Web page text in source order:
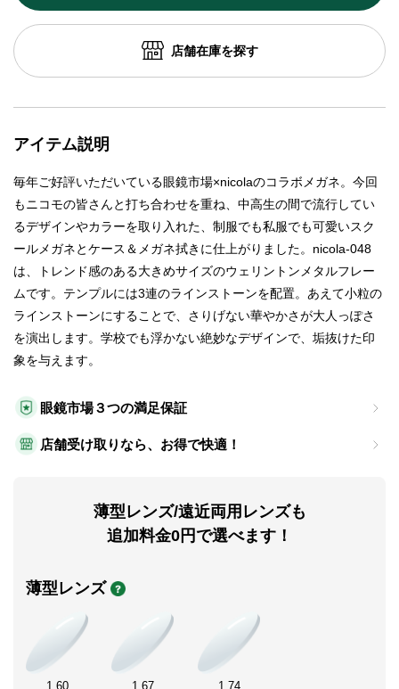
眼鏡市場３つの満足保証
店舗受け取りなら、お得で快適！
薄型レンズ/遠近両用レンズも
追加料金0円で選べます！
薄型レンズ
1.60 1.67 1.74
店舗在庫を探す
アイテム説明
毎年ご好評いただいている眼鏡市場×nicolaのコラボメガネ。今回
もニコモの皆さんと打ち合わせを重ね、中高生の間で流行してい
るデザインやカラーを取り入れた、制服でも私服でも可愛いスク
ールメガネとケース＆メガネ拭きに仕上がりました。nicola-048
は、トレンド感のある大きめサイズのウェリントンメタルフレー
ムです。テンプルには3連のラインストーンを配置。あえて小粒の
ラインストーンにすることで、さりげない華やかさが大人っぽさ
を演出します。学校でも浮かない絶妙なデザインで、垢抜けた印
象を与えます。